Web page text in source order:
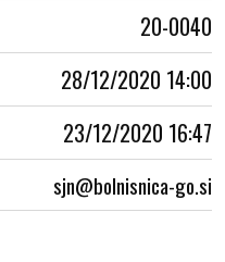
20-0040
28/12/2020 14:00
23/12/2020 16:47